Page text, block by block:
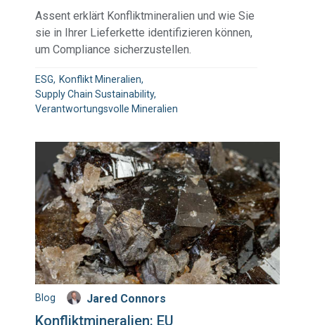
Assent erklärt Konfliktmineralien und wie Sie
sie in Ihrer Lieferkette identifizieren können,
um Compliance sicherzustellen.
ESG Konflikt Mineralien
Supply Chain Sustainability
Verantwortungsvolle Mineralien
Blog Jared Connors
Konfliktmineralien: EU